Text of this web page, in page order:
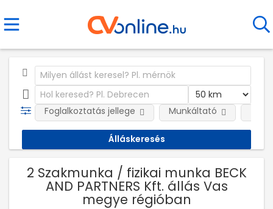
Foglalkoztatás jellege Munkáltató
2 Szakmunka / fizikai munka BECK
AND PARTNERS Kft. állás Vas
megye régióban